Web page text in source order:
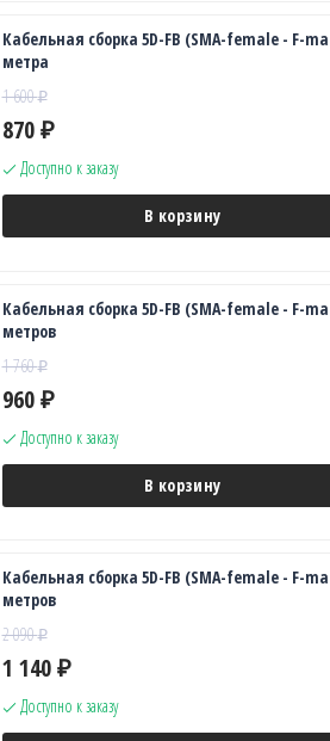
Кабельная сборка 5D-FB (SMA-female - F-
метра
1 600₽
870 ₽
Доступно к заказу
В корзину
Кабельная сборка 5D-FB (SMA-female - F-
метров
1 760₽
960 ₽
Доступно к заказу
В корзину
Кабельная сборка 5D-FB (SMA-female - F-
метров
2 090₽
1 140 ₽
Доступно к заказу